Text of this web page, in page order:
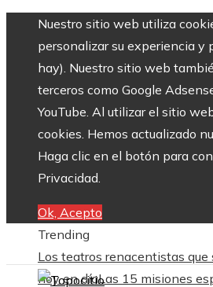
Nuestro sitio web utiliza
personalizar su experiencia y
hay). Nuestro sitio web
terceros como Google
YouTube. Al utilizar el sitio
cookies. Hemos actualizado
Haga clic en el botón para
Privacidad.
Ok, Acepto
Trending
Los teatros renacentistas
hoy en díaLas 15 misiones